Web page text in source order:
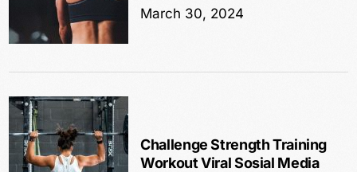
March 30, 2024
Challenge Strength Training
Workout Viral Sosial Media